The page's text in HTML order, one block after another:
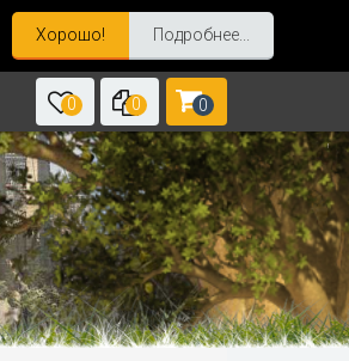
Хорошо! Подробнее...
0 0 0